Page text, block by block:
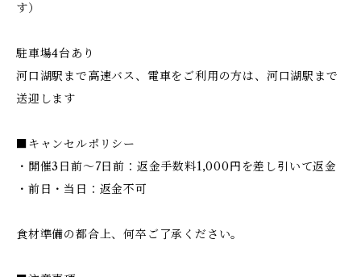
す）
駐車場4台あり
河口湖駅まで高速バス、電車をご利用の方は、河口湖駅まで
送迎します
■キャンセルポリシー
・開催3日前〜7日前：返金手数料1,000円を差し引いて返金
・前日・当日：返金不可
食材準備の都合上、何卒ご了承ください。